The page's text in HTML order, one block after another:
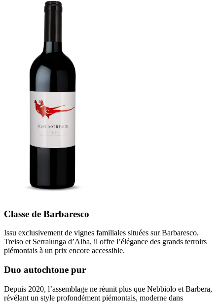
Classe de Barbaresco
Issu exclusivement de vignes familiales situées sur Barbaresco,
Treiso et Serralunga d’Alba, il offre l’élégance des grands terroirs
piémontais à un prix encore accessible.
Duo autochtone pur
Depuis 2020, l’assemblage ne réunit plus que Nebbiolo et Barbera,
révélant un style profondément piémontais, moderne dans